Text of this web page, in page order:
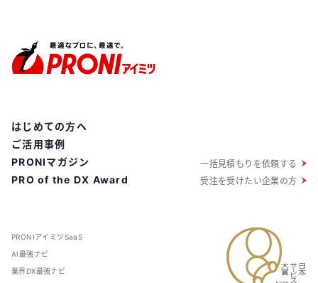
PRONIアイミツSaaS
AI最強ナビ
業界DX最強ナビ
はじめての方へ
ご活用事例
PRONIマガジン
PRO of the DX Award
一括見積もりを依頼する
受注を受けたい企業の方